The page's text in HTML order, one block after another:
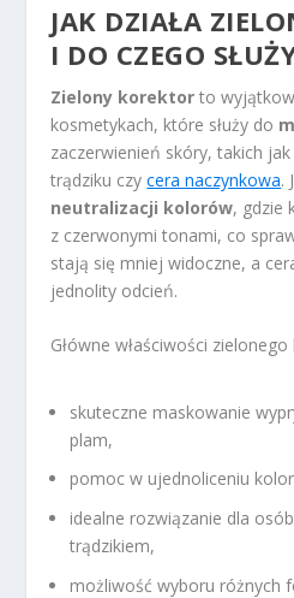
JAK DZIAŁA
I DO CZEGO
Zielony korektor to
kosmetykach, które służy do
zaczerwienień skóry, takich
trądziku czycera naczynkowa.
neutralizacji kolorów, gdzie
z czerwonymi tonami, co
stają się mniej widoczne, a
jednolity odcień.
Główne właściwości
skuteczne maskowanie
plam,
pomoc w ujednoliceniu
idealne rozwiązanie dla
trądzikiem,
możliwość wyboru różnych